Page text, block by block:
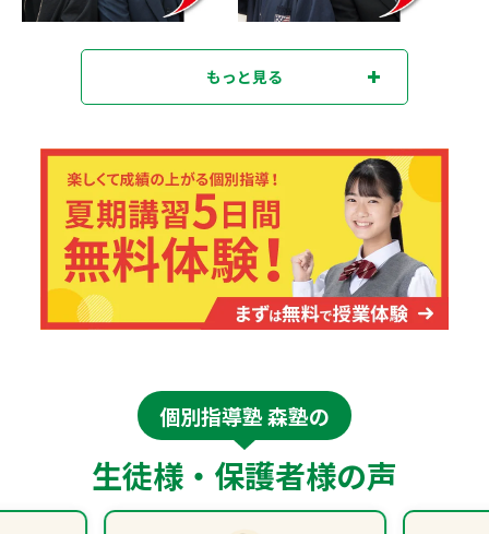
もっと見る
個別指導塾 森塾の
生徒様・保護者様の声